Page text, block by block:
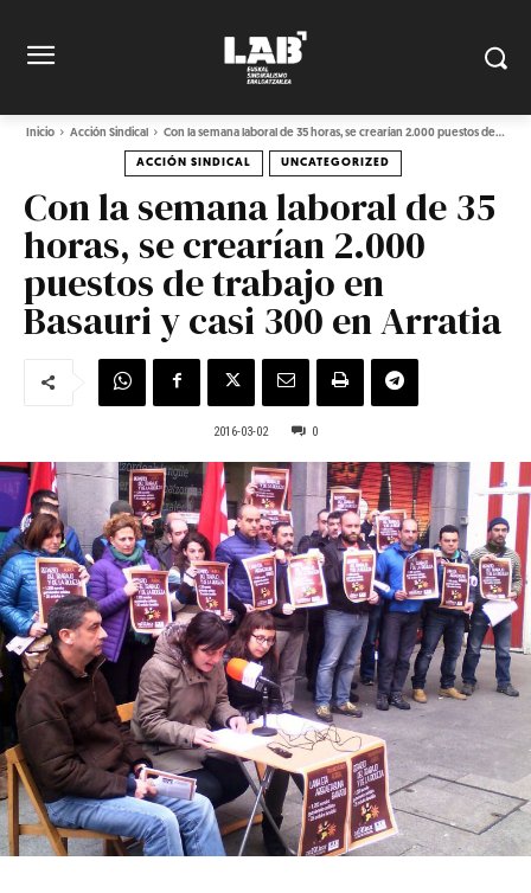
Inicio Acción Sindical Con la semana laboral de 35 horas, se crearían 2.000 puestos de...
ACCIÓN SINDICAL UNCATEGORIZED
Con la semana laboral de 35
horas, se crearían 2.000
puestos de trabajo en
Basauri y casi 300 en Arratia
2016-03-02 0